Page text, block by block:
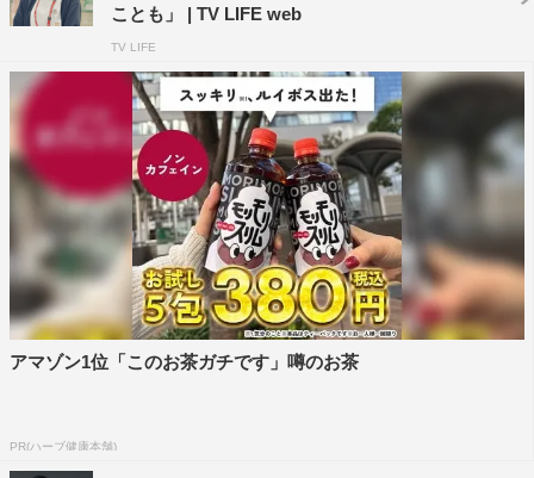
人。一見、物腰柔らかな好青年だが、その裏で上昇志向が
強く、権力者の孫娘である麻衣（生田絵梨花）との政略結
婚をもくろみ婚約中。言動に隙がなく、本音が見えない男
だ。
生田が演じるのは、関東医大病院の脳外科秘書・西島麻
衣。周辺地域で絶大な影響力を持つ西島医療グループ会長
の孫娘で、綾野と婚約中。自分の家柄・立場と、それゆえ
の運命を受け入れており、良くも悪くも大人な考えの持ち
主である。彼女にとって、将来有望な綾野は結婚相手とし
て申し分ない存在。お互い悪びれることもなく、愛のない
政略結婚を推し進めている。
ことも」 | TV LIFE web
TV LIFE
アマゾン1位「このお茶ガチです」噂のお茶
PR(ハーブ健康本舗)